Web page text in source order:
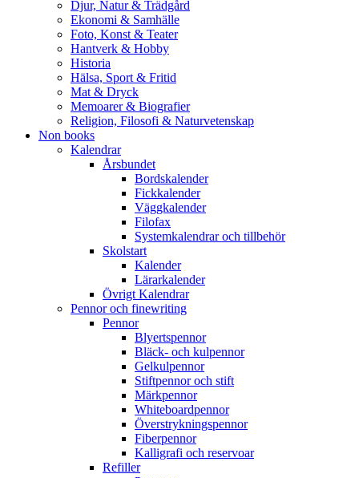
Djur, Natur & Trädgård
Ekonomi & Samhälle
Foto, Konst & Teater
Hantverk & Hobby
Historia
Hälsa, Sport & Fritid
Mat & Dryck
Memoarer & Biografier
Religion, Filosofi & Naturvetenskap
Non books
Kalendrar
Årsbundet
Bordskalender
Fickkalender
Väggkalender
Filofax
Systemkalendrar och tillbehör
Skolstart
Kalender
Lärarkalender
Övrigt Kalendrar
Pennor och finewriting
Pennor
Blyertspennor
Bläck- och kulpennor
Gelkulpennor
Stiftpennor och stift
Märkpennor
Whiteboardpennor
Överstrykningspennor
Fiberpennor
Kalligrafi och reservoar
Refiller